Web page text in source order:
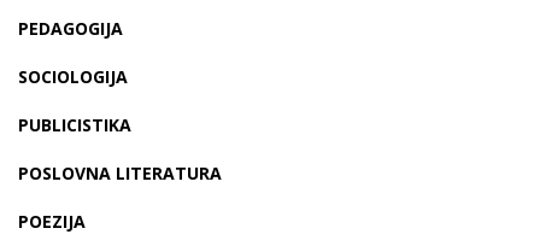
PEDAGOGIJA
SOCIOLOGIJA
PUBLICISTIKA
POSLOVNA LITERATURA
POEZIJA